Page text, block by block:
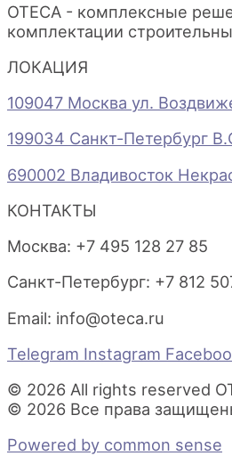
OTECA - комплексные
комплектации
ЛОКАЦИЯ
109047 Москва ул.
199034 Санкт-Петербург
690002 Владивосток
КОНТАКТЫ
Москва: +7 495 128 27 85
Санкт-Петербург: +7 812
Email: info@oteca.ru
Telegram Instagram
© 2026 All rights reserved
© 2026 Все права
Powered by common sense